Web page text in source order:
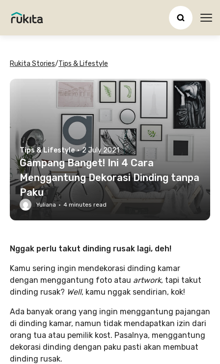
Rukita Stories/Tips & Lifestyle
Tips & Lifestyle · 2 July 2021
Gampang Banget! Ini 4 Cara
Menggantung Dekorasi Dinding tanpa
Paku
Yuliana · 4 minutes read
Nggak perlu takut dinding rusak lagi, deh!
Kamu sering ingin mendekorasi dinding kamar
dengan menggantung foto atau artwork, tapi takut
dinding rusak? Well, kamu nggak sendirian, kok!
Ada banyak orang yang ingin menggantung pajangan
di dinding kamar, namun tidak mendapatkan izin dari
orang tua atau pemilik kost. Pasalnya, menggantung
dekorasi dinding dengan paku pasti akan membuat
dinding rusak.